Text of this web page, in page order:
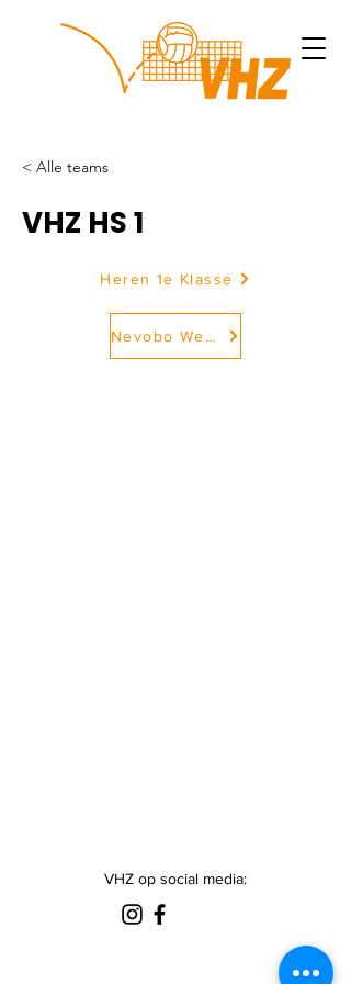
< Alle teams
VHZ HS 1
Heren 1e Klasse
Nevobo Website
VHZ op social media: